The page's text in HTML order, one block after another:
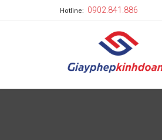
Hotline: 0902.841.886